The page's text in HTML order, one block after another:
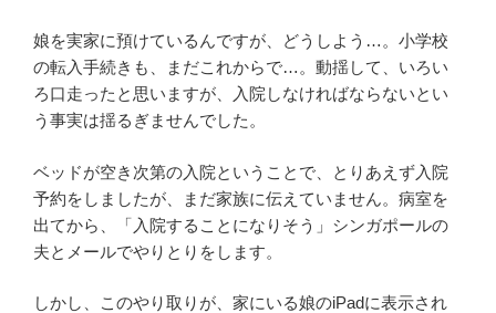
娘を実家に預けているんですが、どうしよう…。小学校
の転入手続きも、まだこれからで…。動揺して、いろい
ろ口走ったと思いますが、入院しなければならないとい
う事実は揺るぎませんでした。
ベッドが空き次第の入院ということで、とりあえず入院
予約をしましたが、まだ家族に伝えていません。病室を
出てから、「入院することになりそう」シンガポールの
夫とメールでやりとりをします。
しかし、このやり取りが、家にいる娘のiPadに表示され